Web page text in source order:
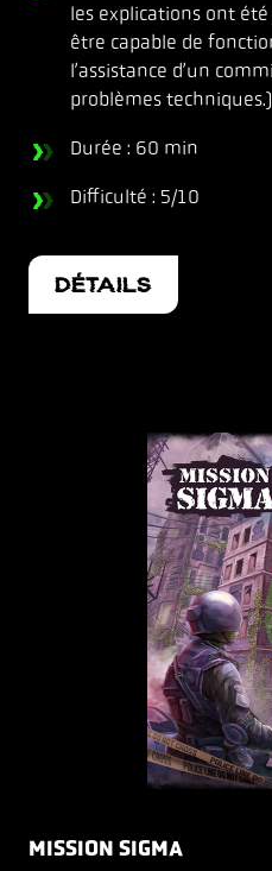
les explications ont
être capable de
l’assistance d’un
problèmes techniques.)
Durée : 60 min
Difficulté : 5/10
DÉTAILS
MISSION SIGMA